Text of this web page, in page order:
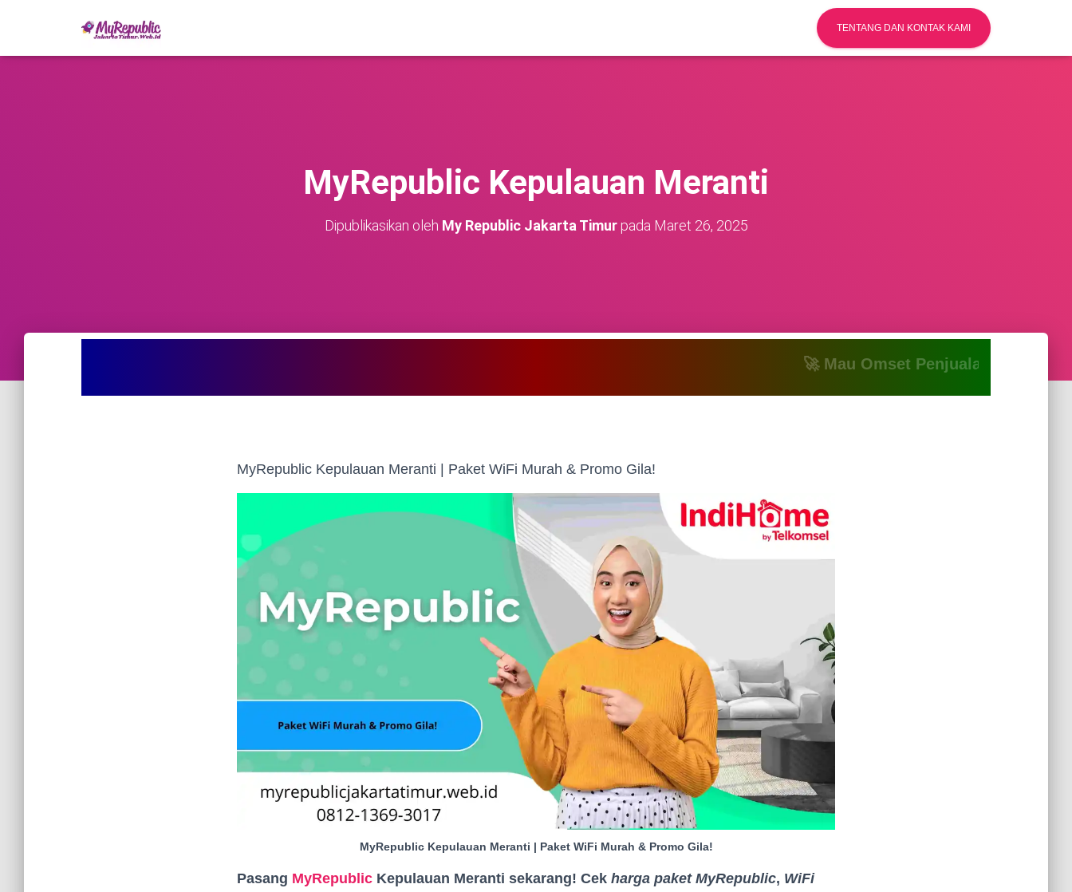
TENTANG DAN KONTAK KAMI
MyRepublic Kepulauan Meranti
Dipublikasikan oleh My Republic Jakarta Timurpada Maret 26, 2025
🚀 Mau Omset Penjualan Naik? Atau
MyRepublic Kepulauan Meranti | Paket WiFi Murah & Promo Gila!
MyRepublic Kepulauan Meranti | Paket WiFi Murah & Promo Gila!
Pasang MyRepublic Kepulauan Meranti sekarang! Cek harga paket MyRepublic, WiFi